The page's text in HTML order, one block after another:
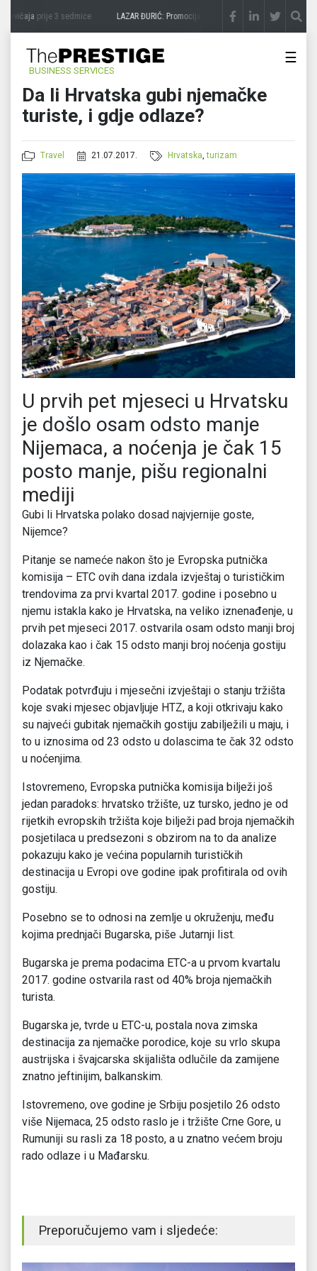
prije 3 sedmice LAZAR ĐURIĆ: Promocija potencijal pretvara u destinaciju
BUSINESS SERVICES
☰
Da li Hrvatska gubi njemačke
turiste, i gdje odlaze?
Travel 21.07.2017. Hrvatska,turizam
U prvih pet mjeseci u Hrvatsku
je došlo osam odsto manje
Nijemaca, a noćenja je čak 15
posto manje, pišu regionalni
mediji
Gubi li Hrvatska polako dosad najvjernije goste,
Nijemce?
Pitanje se nameće nakon što je Evropska putnička
komisija – ETC ovih dana izdala izvještaj o turističkim
trendovima za prvi kvartal 2017. godine i posebno u
njemu istakla kako je Hrvatska, na veliko iznenađenje, u
prvih pet mjeseci 2017. ostvarila osam odsto manji broj
dolazaka kao i čak 15 odsto manji broj noćenja gostiju
iz Njemačke.
Podatak potvrđuju i mjesečni izvještaji o stanju tržišta
koje svaki mjesec objavljuje HTZ, a koji otkrivaju kako
su najveći gubitak njemačkih gostiju zabilježili u maju, i
to u iznosima od 23 odsto u dolascima te čak 32 odsto
u noćenjima.
Istovremeno, Evropska putnička komisija bilježi još
jedan paradoks: hrvatsko tržište, uz tursko, jedno je od
rijetkih evropskih tržišta koje bilježi pad broja njemačkih
posjetilaca u predsezoni s obzirom na to da analize
pokazuju kako je većina popularnih turističkih
destinacija u Evropi ove godine ipak profitirala od ovih
gostiju.
Posebno se to odnosi na zemlje u okruženju, među
kojima prednjači Bugarska, piše Jutarnji list.
Bugarska je prema podacima ETC-a u prvom kvartalu
2017. godine ostvarila rast od 40% broja njemačkih
turista.
Bugarska je, tvrde u ETC-u, postala nova zimska
destinacija za njemačke porodice, koje su vrlo skupa
austrijska i švajcarska skijališta odlučile da zamijene
znatno jeftinijim, balkanskim.
Istovremeno, ove godine je Srbiju posjetilo 26 odsto
više Nijemaca, 25 odsto raslo je i tržište Crne Gore, u
Rumuniji su rasli za 18 posto, a u znatno većem broju
rado odlaze i u Mađarsku.
Preporučujemo vam i sljedeće: